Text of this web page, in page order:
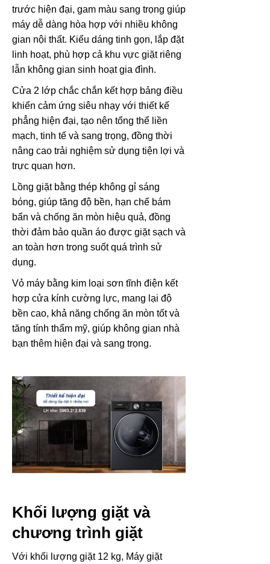
trước hiện đại, gam màu sang trọng giúp
máy dễ dàng hòa hợp với nhiều không
gian nội thất. Kiểu dáng tinh gọn, lắp đặt
linh hoạt, phù hợp cả khu vực giặt riêng
lẫn không gian sinh hoạt gia đình.
Cửa 2 lớp chắc chắn kết hợp bảng điều
khiển cảm ứng siêu nhạy với thiết kế
phẳng hiện đại, tạo nên tổng thể liền
mạch, tinh tế và sang trọng, đồng thời
nâng cao trải nghiệm sử dụng tiện lợi và
trực quan hơn.
Lồng giặt bằng thép không gỉ sáng
bóng, giúp tăng độ bền, hạn chế bám
bẩn và chống ăn mòn hiệu quả, đồng
thời đảm bảo quần áo được giặt sạch và
an toàn hơn trong suốt quá trình sử
dụng.
Vỏ máy bằng kim loại sơn tĩnh điện kết
hợp cửa kính cường lực, mang lại độ
bền cao, khả năng chống ăn mòn tốt và
tăng tính thẩm mỹ, giúp không gian nhà
bạn thêm hiện đại và sang trọng.
Khối lượng giặt và
chương trình giặt
Với khối lượng giặt 12 kg, Máy giặt